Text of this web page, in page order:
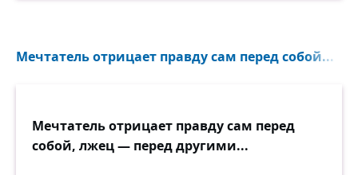
Мечтатель отрицает правду сам перед собой...
Мечтатель отрицает правду сам перед
собой, лжец — перед другими...